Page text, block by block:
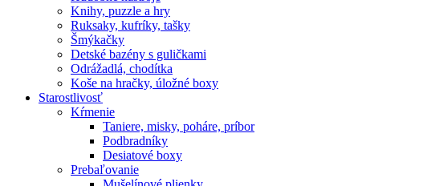
Knihy, puzzle a hry
Ruksaky, kufríky, tašky
Šmýkačky
Detské bazény s guličkami
Odrážadlá, chodítka
Koše na hračky, úložné boxy
Starostlivosť
Kŕmenie
Taniere, misky, poháre, príbor
Podbradníky
Desiatové boxy
Prebaľovanie